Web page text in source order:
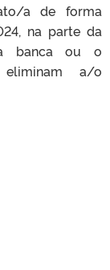
a de forma
na parte da
banca ou o
eliminam a/o